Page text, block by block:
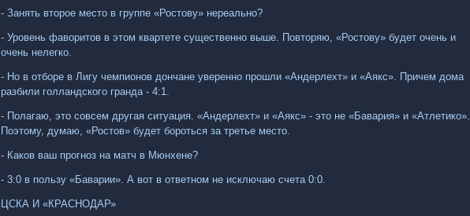
- Занять второе место в группе «Ростову» нереально?
- Уровень фаворитов в этом квартете существенно выше. Повторяю, «Ростову» будет очень и
очень нелегко.
- Но в отборе в Лигу чемпионов дончане уверенно прошли «Андерлехт» и «Аякс». Причем дома
разбили голландского гранда - 4:1.
- Полагаю, это совсем другая ситуация. «Андерлехт» и «Аякс» - это не «Бавария» и «Атлетико».
Поэтому, думаю, «Ростов» будет бороться за третье место.
- Каков ваш прогноз на матч в Мюнхене?
- 3:0 в пользу «Баварии». А вот в ответном не исключаю счета 0:0.
ЦСКА И «КРАСНОДАР»